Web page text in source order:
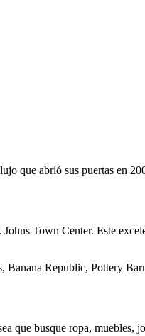
que abrió sus puertas en
Town Center. Este
Republic, Pottery
que busque ropa, muebles,